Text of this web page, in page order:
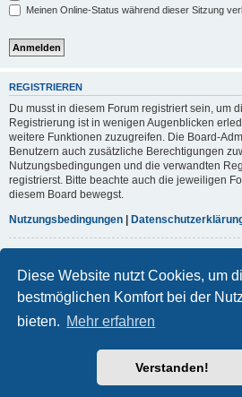
Diese Website nutzt Cookies, um
bestmöglichen Komfort bei der
bieten. Mehr erfahren
Verstanden!
Meinen Online-Status während dieser Sitzung
REGISTRIEREN
Du musst in diesem Forum registriert sein, um
Registrierung ist in wenigen Augenblicken
weitere Funktionen zuzugreifen. Die Board-
Benutzern auch zusätzliche Berechtigungen
Nutzungsbedingungen und die verwandten
registrierst. Bitte beachte auch die jeweiligen
diesem Board bewegst.
Nutzungsbedingungen |
Foren-Übersicht Alle Cookies
Deutsche Übersetzung durch
phpBB post Reactions